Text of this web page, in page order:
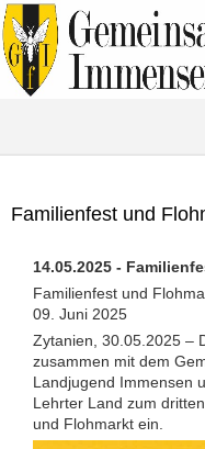
Familienfest und
14.05.2025 -
Familienfest und
09. Juni 2025
Zytanien, 30.05.2025 –
zusammen mit dem
Landjugend Immensen
Lehrter Land zum
und Flohmarkt ein.